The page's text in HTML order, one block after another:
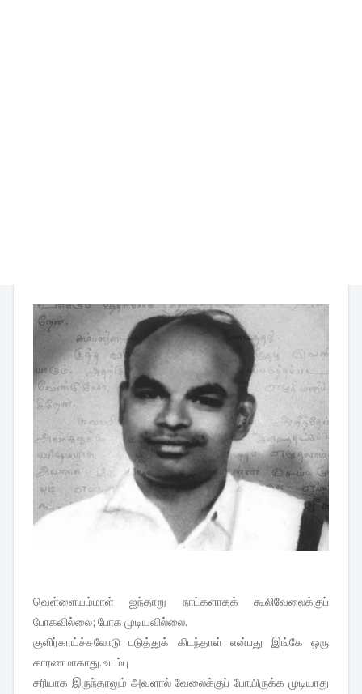
வெள்ளையம்மாள் ஐந்தாறு நாட்களாகக் கூலிவேலைக்குப்
போகவில்லை; போக முடியவில்லை.
குளிர்காய்ச்சலோடு படுத்துக் கிடந்தாள் என்பது இங்கே ஒரு
காரணமாகாது. உடம்பு
சரியாக இருந்தாலும் அவளால் வேலைக்குப் போயிருக்க முடியாது